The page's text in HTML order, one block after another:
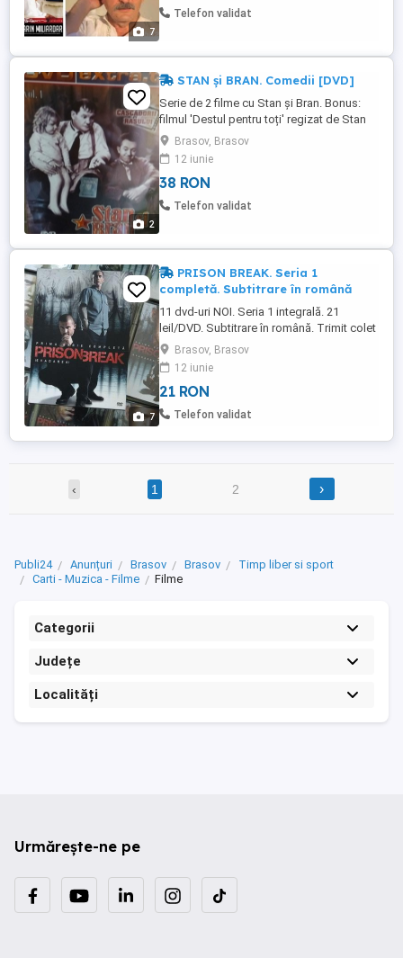
7
Telefon validat
2
STAN și BRAN. Comedii [DVD]
Serie de 2 filme cu Stan și Bran. Bonus:
filmul 'Destul pentru toți' regizat de Stan
Laurel DVD 1: 77 min.; DVD 2: 82 min.;
Subtitrare în română. Trimit colet în țară.
Mulțumesc
Brasov, Brasov
12 iunie
38 RON
Telefon validat
7
PRISON BREAK. Seria 1
completă. Subtitrare în română
11 dvd-uri NOI. Seria 1 integrală. 21
leil/DVD. Subtitrare în română. Trimit colet
în țară. Mulțumesc
Brasov, Brasov
12 iunie
21 RON
Telefon validat
‹ 1 2 ›
Publi24 Anunțuri Brasov Brasov
Timp liber si sport
Carti - Muzica - Filme
Filme
Categorii
Județe
Localități
Urmărește-ne pe